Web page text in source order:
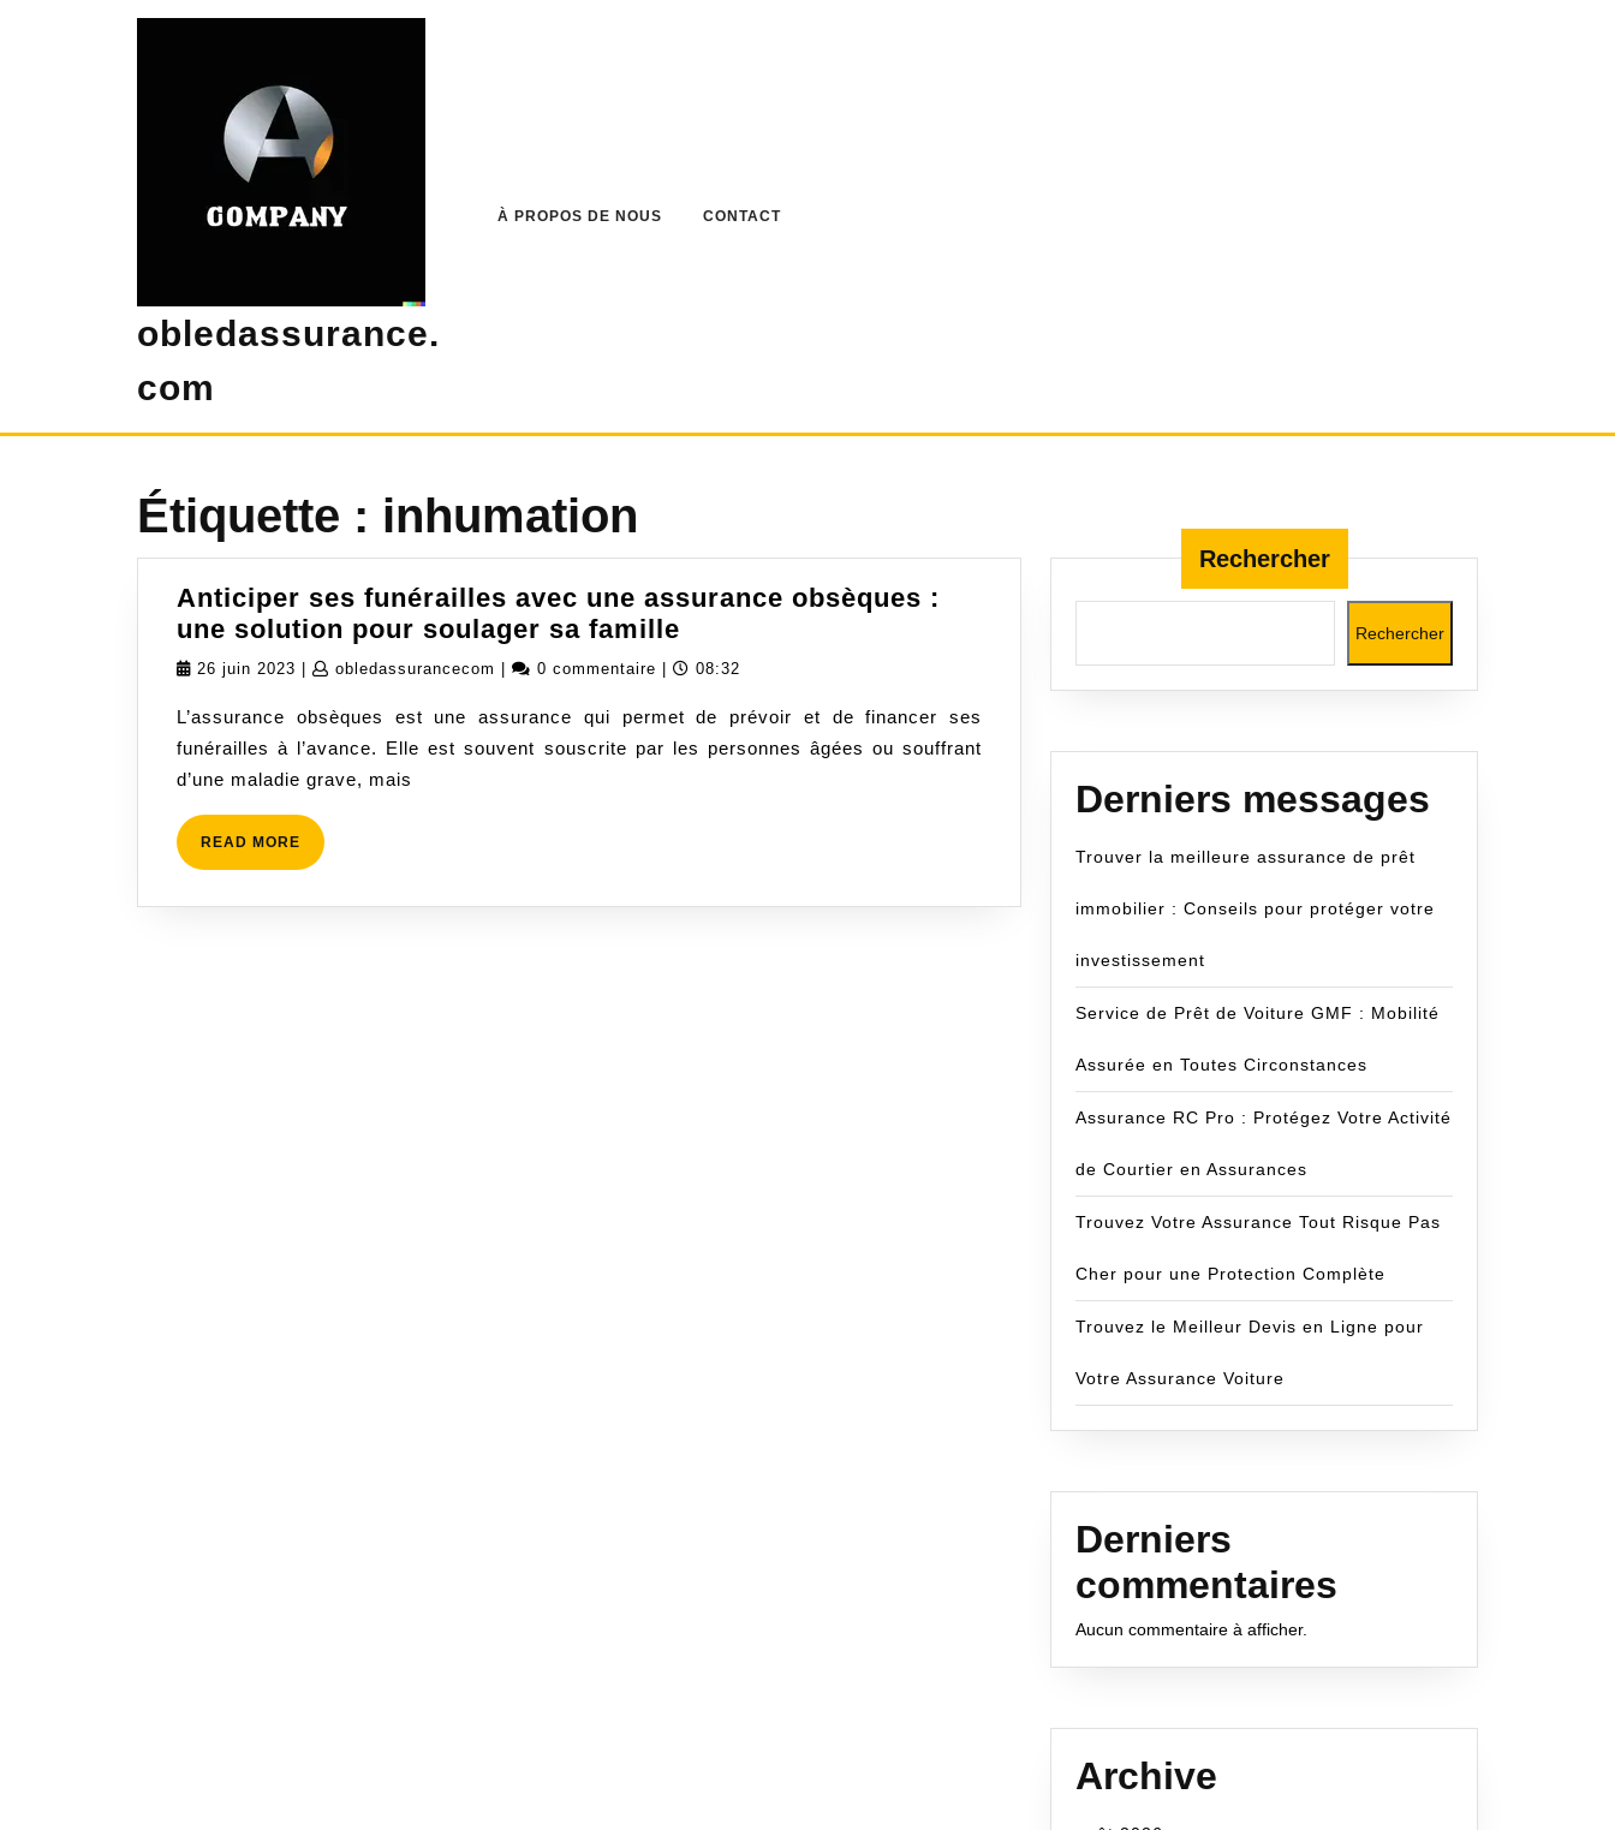
obledassurance.
com
À PROPOS DE NOUS CONTACT
Étiquette : inhumation
Anticiper ses funérailles avec une assurance obsèques :
une solution pour soulager sa famille
ses
avec
une
solution
26 juin 2023 26
2023
obledassurancecom obledassurancecom
0 commentaire 08:32
L’assurance obsèques est une assurance qui permet de prévoir et de financer ses
funérailles à l’avance. Elle est souvent souscrite par les personnes âgées ou souffrant
d’une maladie grave, mais
READ MORE READ
MORE
Rechercher
Rechercher
Derniers messages
Trouver la meilleure assurance de prêt
immobilier : Conseils pour protéger votre
investissement
Service de Prêt de Voiture GMF : Mobilité
Assurée en Toutes Circonstances
Assurance RC Pro : Protégez Votre Activité
de Courtier en Assurances
Trouvez Votre Assurance Tout Risque Pas
Cher pour une Protection Complète
Trouvez le Meilleur Devis en Ligne pour
Votre Assurance Voiture
Derniers
commentaires
Aucun commentaire à afficher.
Archive